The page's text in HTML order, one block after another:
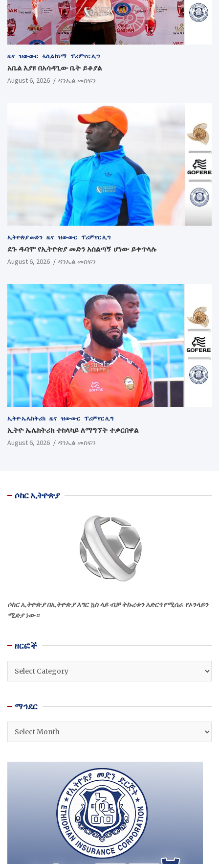
ዜና ዝውውር ፋሲል ከነማ ፕሪምየር ሊግ
አቤል እያዩ በአሳዳጊው ቤት ይቆያል
August 6, 2026 ዳንኤል መስፍን
ኢትዮጵያ መድን ዜና ዝውውር ፕሪምየር ሊግ
ደጉ ዱባሞ የኢትዮጵያ መድን አሰልጣኝ ሆነው ይቀጥላሉ
August 6, 2026 ዳንኤል መስፍን
ኢትዮ ኤሌክትሪክ ዜና ዝውውር ፕሪምየር ሊግ
ኢትዮ ኤሌክትሪክ ተከላካይ ለማግኘት ተቃርበዋል
August 6, 2026 ዳንኤል መስፍን
ሶከር ኢትዮጵያ
ሶከር ኢትዮጵያ በኢትዮጵያ እግር ኳስ ላይ ብቻ ትኩረቱን አድርጎ የሚሰራ የኦንላይን
ሚድያ ነው።
ዘርፎች
ዘርፎች
ማኅደር
ማኅደር